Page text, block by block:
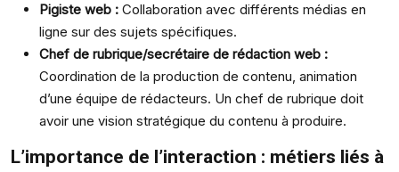
Pigiste web : Collaboration avec différents médias en
ligne sur des sujets spécifiques.
Chef de rubrique/secrétaire de rédaction web :
Coordination de la production de contenu, animation
d’une équipe de rédacteurs. Un chef de rubrique doit
avoir une vision stratégique du contenu à produire.
L’importance de l’interaction : métiers liés à